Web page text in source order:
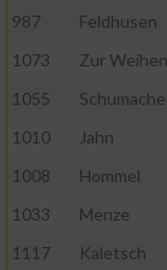
987
Feldhusen
1073
Zur Weihen
1055
1010
Jahn
1008
Hommel
1033
Menze
1117
Kaletsch
IAB-Besonderheiten:
Geräte anhand
Informationen
Nicht-IAB-
Notwendig